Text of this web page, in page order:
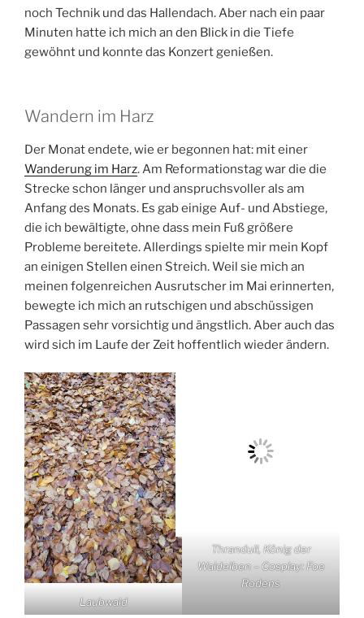
noch Technik und das Hallendach. Aber nach ein paar
Minuten hatte ich mich an den Blick in die Tiefe
gewöhnt und konnte das Konzert genießen.
Wandern im Harz
Der Monat endete, wie er begonnen hat: mit einer
Wanderung im Harz. Am Reformationstag war die die
Strecke schon länger und anspruchsvoller als am
Anfang des Monats. Es gab einige Auf- und Abstiege,
die ich bewältigte, ohne dass mein Fuß größere
Probleme bereitete. Allerdings spielte mir mein Kopf
an einigen Stellen einen Streich. Weil sie mich an
meinen folgenreichen Ausrutscher im Mai erinnerten,
bewegte ich mich an rutschigen und abschüssigen
Passagen sehr vorsichtig und ängstlich. Aber auch das
wird sich im Laufe der Zeit hoffentlich wieder ändern.
Laubwald